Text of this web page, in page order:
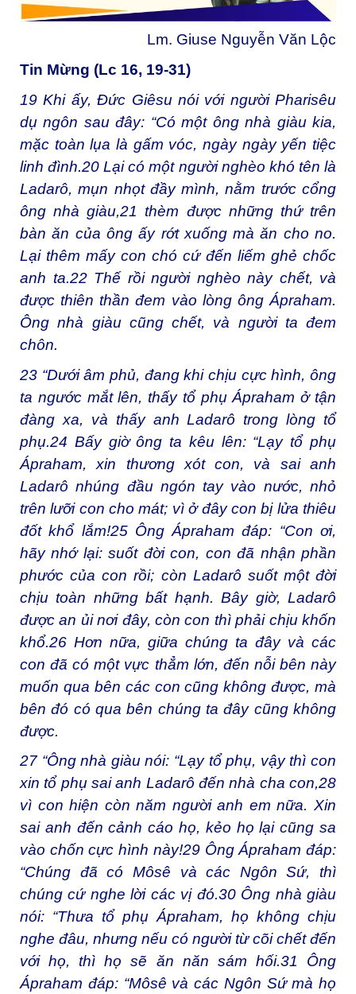
Lm. Giuse Nguyễn Văn Lộc
Tin Mừng (Lc 16, 19-31)
19 Khi ấy, Đức Giêsu nói với người Pharisêu
dụ ngôn sau đây: “Có một ông nhà giàu kia,
mặc toàn lụa là gấm vóc, ngày ngày yến tiệc
linh đình.20 Lại có một người nghèo khó tên là
Ladarô, mụn nhọt đầy mình, nằm trước cổng
ông nhà giàu,21 thèm được những thứ trên
bàn ăn của ông ấy rớt xuống mà ăn cho no.
Lại thêm mấy con chó cứ đến liếm ghẻ chốc
anh ta.22Thế rồi người nghèo này chết, và
được thiên thần đem vào lòng ông Ápraham.
Ông nhà giàu cũng chết, và người ta đem
chôn.
23 “Dưới âm phủ, đang khi chịu cực hình, ông
ta ngước mắt lên, thấy tổ phụ Ápraham ở tận
đàng xa, và thấy anh Ladarô trong lòng tổ
phụ.24 Bấy giờ ông ta kêu lên: “Lạy tổ phụ
Ápraham, xin thương xót con, và sai anh
Ladarô nhúng đầu ngón tay vào nước, nhỏ
trên lưỡi con cho mát; vì ở đây con bị lửa thiêu
đốt khổ lắm!25Ông Ápraham đáp: “Con ơi,
hãy nhớ lại: suốt đời con, con đã nhận phần
phước của con rồi; còn Ladarô suốt một đời
chịu toàn những bất hạnh. Bây giờ, Ladarô
được an ủi nơi đây, còn con thì phải chịu khốn
khổ.26 Hơn nữa, giữa chúng ta đây và các
con đã có một vực thẳm lớn, đến nỗi bên này
muốn qua bên các con cũng không được, mà
bên đó có qua bên chúng ta đây cũng không
được.
27 “Ông nhà giàu nói: “Lạy tổ phụ, vậy thì con
xin tổ phụ sai anh Ladarô đến nhà cha con,28
vì con hiện còn năm người anh em nữa. Xin
sai anh đến cảnh cáo họ, kẻo họ lại cũng sa
vào chốn cực hình này!29Ông Ápraham đáp:
“Chúng đã có Môsê và các Ngôn Sứ, thì
chúng cứ nghe lời các vị đó.30Ông nhà giàu
nói: “Thưa tổ phụ Ápraham, họ không chịu
nghe đâu, nhưng nếu có người từ cõi chết đến
với họ, thì họ sẽ ăn năn sám hối.31 Ông
Ápraham đáp: “Môsê và các Ngôn Sứ mà họ